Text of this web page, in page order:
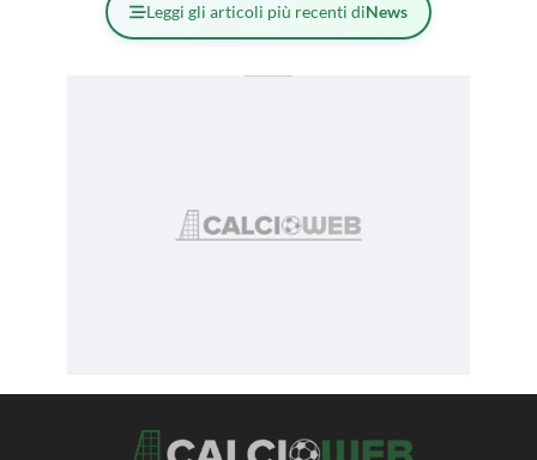
Leggi gli articoli più recenti diNews